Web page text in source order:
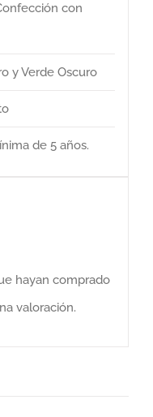
con
y Verde Oscuro
de 5 años.
hayan comprado
valoración.